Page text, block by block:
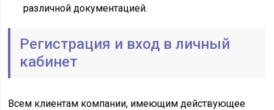
различной документацией.
Регистрация и вход в личный
кабинет
Всем клиентам компании, имеющим действующее